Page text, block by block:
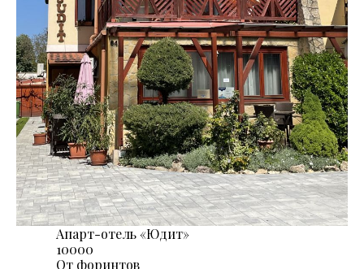
Апарт-отель «Юдит»
10000
От форинтов